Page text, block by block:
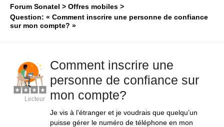
Forum Sonatel
Offres mobiles
Question: « Comment inscrire une personne de confiance
sur mon compte? »
Comment inscrire une
personne de confiance sur
mon compte?
Je vis à l’étranger et je voudrais que quelqu’un
puisse gérer le numéro de téléphone en mon
Lecteur